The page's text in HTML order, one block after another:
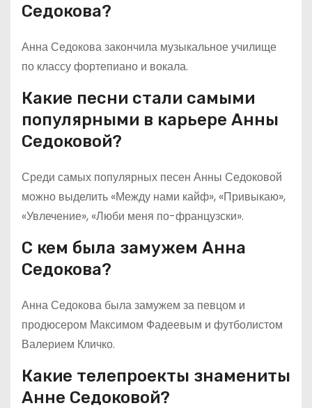
Седокова?
Анна Седокова закончила музыкальное училище
по классу фортепиано и вокала.
Какие песни стали самыми
популярными в карьере Анны
Седоковой?
Среди самых популярных песен Анны Седоковой
можно выделить «Между нами кайф», «Привыкаю»,
«Увлечение», «Люби меня по-французски».
С кем была замужем Анна
Седокова?
Анна Седокова была замужем за певцом и
продюсером Максимом Фадеевым и футболистом
Валерием Кличко.
Какие телепроекты знамениты
Анне Седоковой?